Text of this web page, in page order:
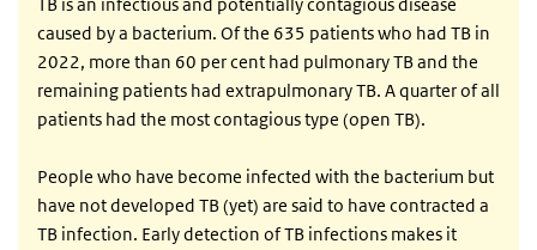
TB is an infectious and potentially contagious disease
caused by a bacterium. Of the 635 patients who had TB in
2022, more than 60 per cent had pulmonary TB and the
remaining patients had extrapulmonary TB. A quarter of all
patients had the most contagious type (open TB).
People who have become infected with the bacterium but
have not developed TB (yet) are said to have contracted a
TB infection. Early detection of TB infections makes it